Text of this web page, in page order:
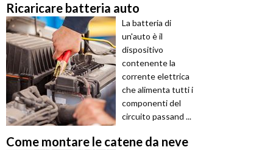
Ricaricare batteria auto
La batteria di
un'auto è il
dispositivo
contenente la
corrente elettrica
che alimenta tutti i
componenti del
circuito passand ...
Come montare le catene da neve